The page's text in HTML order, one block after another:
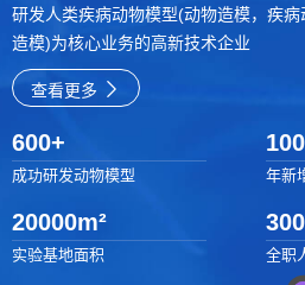
研发人类疾病动物模型(动物造模，疾病
造模)为核心业务的高新技术企业
查看更多
600+
成功研发动物模型
100
年新
20000m²
实验基地面积
300
全职